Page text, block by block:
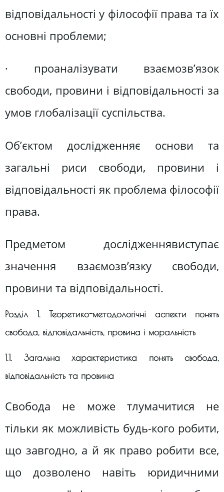
відповідальності у філософії права та їх
основні проблеми;
· проаналізувати взаємозв’язок
свободи, провини і відповідальності за
умов глобалізації суспільства.
Об’єктом дослідженняє основи та
загальні риси свободи, провини і
відповідальності як проблема філософії
права.
Предметом дослідженнявиступає
значення взаємозв’язку свободи,
провини та відповідальності.
Розділ 1. Теоретико-методологічні аспекти понять
свобода, відповідальність, провина і моральність
1.1. Загальна характеристика понять свобода,
відповідальність та провина
Свобода не може тлумачитися не
тільки як можливість будь-кого робити,
що завгодно, а й як право робити все,
що дозволено навіть юридичними